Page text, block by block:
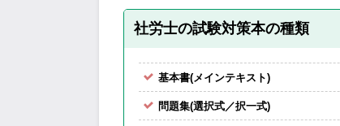
社労士の試験対策本の種類
基本書(メインテキスト)
問題集(選択式／択一式)